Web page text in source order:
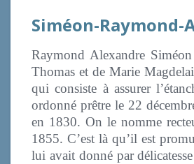
Siméon-
Raymond Alexandre
Thomas et de Marie
qui consiste à assurer
ordonné prêtre le 22
en 1830. On le nomme
1855. C’est là qu’il est
lui avait donné par